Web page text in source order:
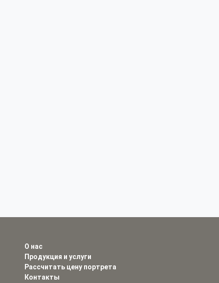
О нас
Продукция и услуги
Рассчитать цену портрета
Контакты